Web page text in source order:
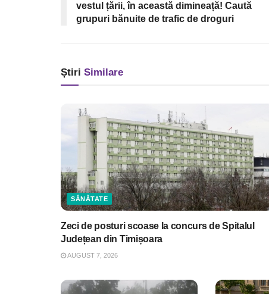
vestul țării, în această dimineață! Caută
grupuri bănuite de trafic de droguri
Știri Similare
SĂNĂTATE
Zeci de posturi scoase la concurs de Spitalul
Județean din Timișoara
AUGUST 7, 2026